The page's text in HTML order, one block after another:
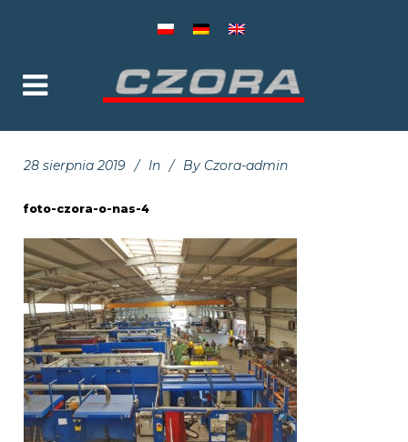
28 sierpnia 2019 In By Czora-admin
foto-czora-o-nas-4